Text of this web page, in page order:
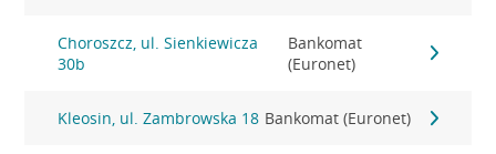
Choroszcz, ul. Sienkiewicza
30b
Bankomat
(Euronet)
Kleosin, ul. Zambrowska 18 Bankomat (Euronet)